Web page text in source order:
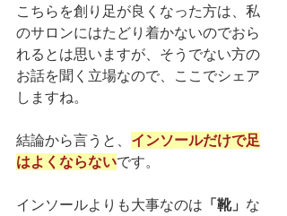
こちらを創り足が良くなった方は、私
のサロンにはたどり着かないのでおら
れるとは思いますが、そうでない方の
お話を聞く立場なので、ここでシェア
しますね。
結論から言うと、 インソールだけで足
はよくならないです。
インソールよりも大事なのは 「靴」 な